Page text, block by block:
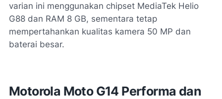
varian ini menggunakan chipset MediaTek Helio
G88 dan RAM 8 GB, sementara tetap
mempertahankan kualitas kamera 50 MP dan
baterai besar.
Motorola Moto G14 Performa dan